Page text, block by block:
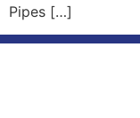
Pipes […]